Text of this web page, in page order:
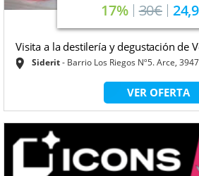
17% 30€
Visita a la destilería y degustación de
Siderit Barrio Los Riegos Nº5. Arce,
VER OFERTA